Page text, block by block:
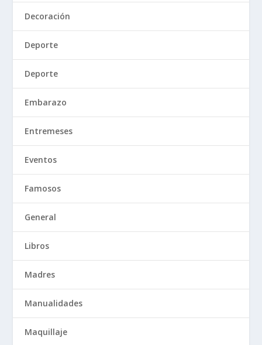
Decoración
Deporte
Deporte
Embarazo
Entremeses
Eventos
Famosos
General
Libros
Madres
Manualidades
Maquillaje